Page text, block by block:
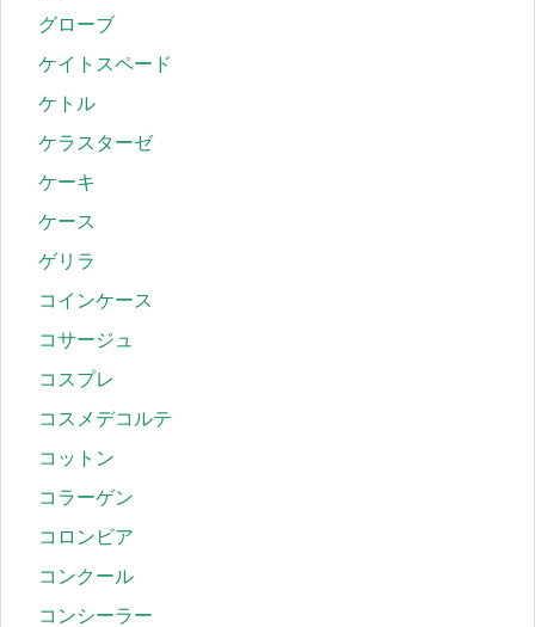
グローブ
ケイトスペード
ケトル
ケラスターゼ
ケーキ
ケース
ゲリラ
コインケース
コサージュ
コスプレ
コスメデコルテ
コットン
コラーゲン
コロンビア
コンクール
コンシーラー